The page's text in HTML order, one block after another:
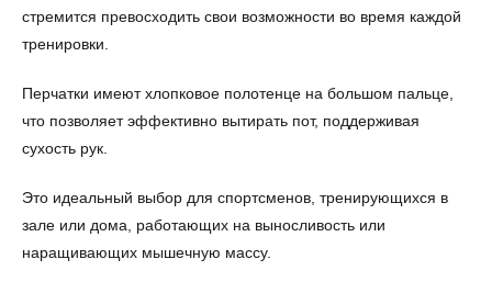
стремится превосходить свои возможности во время каждой
тренировки.
Перчатки имеют хлопковое полотенце на большом пальце,
что позволяет эффективно вытирать пот, поддерживая
сухость рук.
Это идеальный выбор для спортсменов, тренирующихся в
зале или дома, работающих на выносливость или
наращивающих мышечную массу.